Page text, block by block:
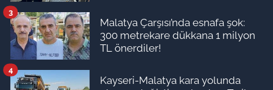
Malatya Çarşısı’nda esnafa şok:
300 metrekare dükkana 1 milyon
TL önerdiler!
3
Kayseri-Malatya kara yolunda
4